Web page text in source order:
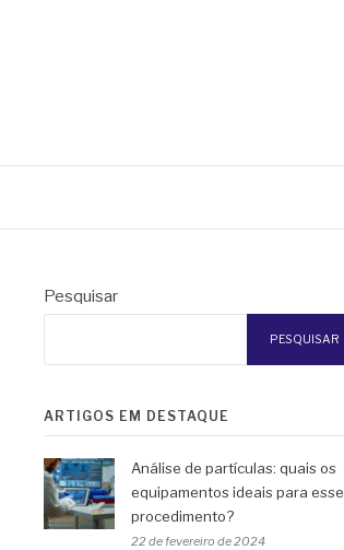
Pesquisar
PESQUISAR
ARTIGOS EM DESTAQUE
Análise de partículas: quais os
equipamentos ideais para esse
procedimento?
22 de fevereiro de 2024